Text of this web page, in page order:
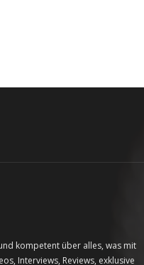
kompetent über alles, was mit
Interviews, Reviews, exklusive